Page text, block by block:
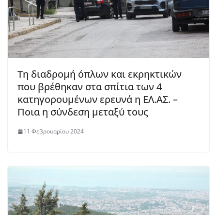
Τη διαδρομή όπλων και εκρηκτικών
που βρέθηκαν στα σπίτια των 4
κατηγορουμένων ερευνά η ΕΛ.ΑΣ. –
Ποια η σύνδεση μεταξύ τους
11 Φεβρουαρίου 2024